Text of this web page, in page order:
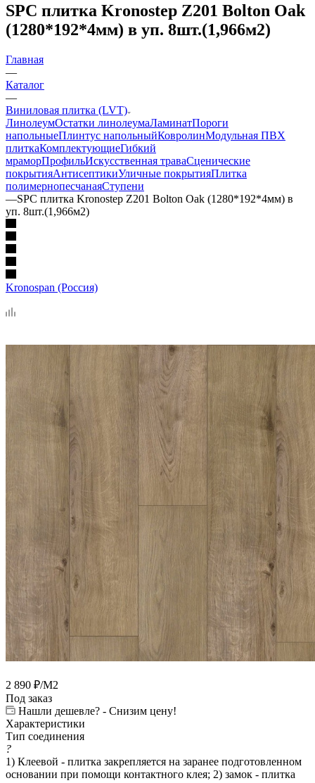
SPC плитка Kronostep Z201 Bolton Oak
(1280*192*4мм) в уп. 8шт.(1,966м2)
Главная
—
Каталог
—
Виниловая плитка (LVT)
ЛинолеумОстатки линолеумаЛаминатПороги
напольныеПлинтус напольныйКовролинМодульная ПВХ
плиткаКомплектующиеГибкий
мраморПрофильИскусственная траваСценические
покрытияАнтисептикиУличные покрытияПлитка
полимернопесчанаяСтупени
—SPC плитка Kronostep Z201 Bolton Oak (1280*192*4мм) в
уп. 8шт.(1,966м2)
Kronospan (Россия)
2 890 ₽/М2
Под заказ
Нашли дешевле? - Снизим цену!
Характеристики
Тип соединения
?
1) Клеевой - плитка закрепляется на заранее подготовленном
основании при помощи контактного клея; 2) замок - плитка